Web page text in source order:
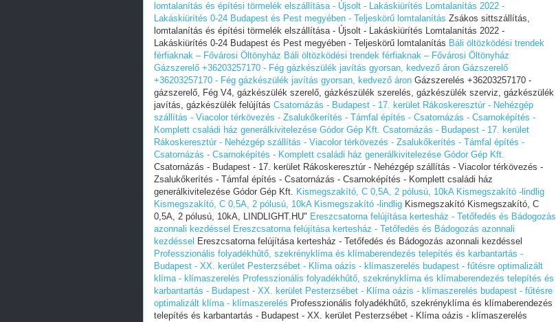
lomtalanítás és építési törmelék elszállítása - Újsolt - Lakáskiürítés Lomtalanítás‎ 2022 -
Lakáskiürítés 0-24 Budapest és Pest megyében‎ - Teljeskörű lomtalanítás Zsákos sittszállítás,
lomtalanítás és építési törmelék elszállítása - Újsolt - Lakáskiürítés Lomtalanítás‎ 2022 -
Lakáskiürítés 0-24 Budapest és Pest megyében‎ - Teljeskörű lomtalanítás Báli öltözködési trendek
férfiaknak – Fővárosi Öltönyház Báli öltözködési trendek férfiaknak – Fővárosi Öltönyház
Gázszerelő +36203257170 - Fég gázkészülék javítás gyorsan, kedvező áron Gázszerelő
+36203257170 - Fég gázkészülék javítás gyorsan, kedvező áron Gázszerelés +36203257170 -
gázszerelő, Fég V4, gázkészülék szerelő, gázkészülék szerelés, gázkészülék szerviz, gázkészülék
javítás, gázkészülék felújítás Csatornázás - Budapest - 17. kerület Rákoskeresztúr - Nehézgép
szállítás - Viacolor térkövezés - Zsalukőkerítés - Támfal építés - Csatornázás - Csarnoképítés -
Komplett családi ház generálkivitelezése Gódor Gép Kft. Csatornázás - Budapest - 17. kerület
Rákoskeresztúr - Nehézgép szállítás - Viacolor térkövezés - Zsalukőkerítés - Támfal építés -
Csatornázás - Csarnoképítés - Komplett családi ház generálkivitelezése Gódor Gép Kft.
Csatornázás - Budapest - 17. kerület Rákoskeresztúr - Nehézgép szállítás - Viacolor térkövezés -
Zsalukőkerítés - Támfal építés - Csatornázás - Csarnoképítés - Komplett családi ház
generálkivitelezése Gódor Gép Kft. Kismegszakító, C 0,5A, 2 pólusú, 10kA Kismegszakító -lindlig
Kismegszakító, C 0,5A, 2 pólusú, 10kA Kismegszakító -lindlig Kismegszakító Kismegszakító, C
0,5A, 2 pólusú, 10kA, LINDLIGHT.HU" Ereszcsatorna felújítása kertesház - Tetőfedés és Bádogozás
azonnali kezdéssel Ereszcsatorna felújítása kertesház - Tetőfedés és Bádogozás azonnali
kezdéssel Ereszcsatorna felújítása kertesház - Tetőfedés és Bádogozás azonnali kezdéssel
Professzionális folyadékhűtő, szekrényklíma és klímaberendezés telepítés és karbantartás -
Budapest - XX. kerület Pesterzsébet - Klíma oázis - klímaszerelés budapest - fűtésre optimalizált
klíma - klímaszerelés Professzionális folyadékhűtő, szekrényklíma és klímaberendezés telepítés és
karbantartás - Budapest - XX. kerület Pesterzsébet - Klíma oázis - klímaszerelés budapest - fűtésre
optimalizált klíma - klímaszerelés Professzionális folyadékhűtő, szekrényklíma és klímaberendezés
telepítés és karbantartás - Budapest - XX. kerület Pesterzsébet - Klíma oázis - klímaszerelés